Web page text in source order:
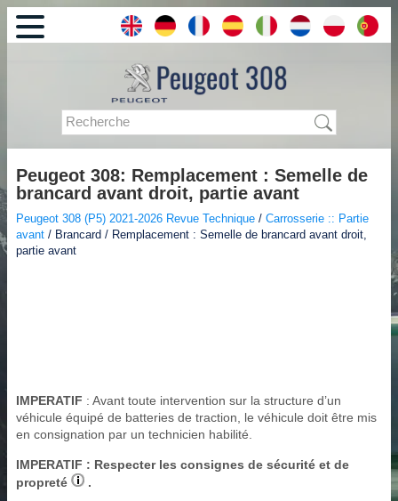
Peugeot 308: Remplacement : Semelle de
brancard avant droit, partie avant
Peugeot 308 (P5) 2021-2026 Revue Technique / Carrosserie :: Partie
avant / Brancard / Remplacement : Semelle de brancard avant droit,
partie avant
IMPERATIF : Avant toute intervention sur la structure d’un
véhicule équipé de batteries de traction, le véhicule doit être mis
en consignation par un technicien habilité.
IMPERATIF : Respecter les consignes de sécurité et de
propreté
.